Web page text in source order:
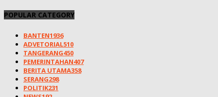
POPULAR CATEGORY
BANTEN1936
ADVETORIAL510
TANGERANG450
PEMERINTAHAN407
BERITA UTAMA358
SERANG298
POLITIK231